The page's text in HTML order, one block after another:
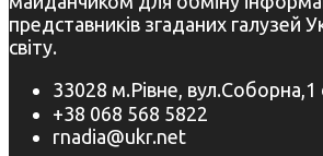
представників згаданих галузей
світу.
33028 м.Рівне, вул.Соборна,1
+38 068 568 5822
rnadia@ukr.net